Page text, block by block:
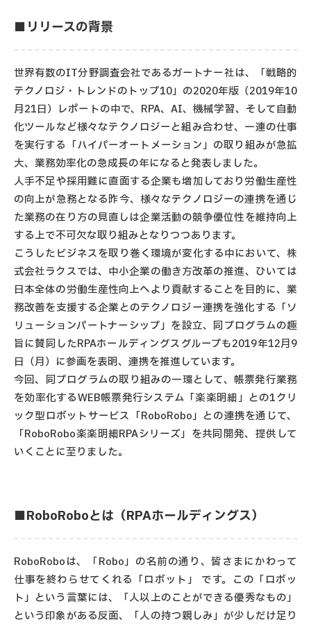
■リリースの背景
世界有数のIT分野調査会社であるガートナー社は、「戦略的
テクノロジ・トレンドのトップ10」の2020年版（2019年10
月21日）レポートの中で、RPA、AI、機械学習、そして自動
化ツールなど様々なテクノロジーと組み合わせ、一連の仕事
を実行する「ハイパーオートメーション」の取り組みが急拡
大、業務効率化の急成長の年になると発表しました。
人手不足や採用難に直面する企業も増加しており労働生産性
の向上が急務となる昨今、様々なテクノロジーの連携を通じ
た業務の在り方の見直しは企業活動の競争優位性を維持向上
する上で不可欠な取り組みとなりつつあります。
こうしたビジネスを取り巻く環境が変化する中において、株
式会社ラクスでは、中小企業の働き方改革の推進、ひいては
日本全体の労働生産性向上へより貢献することを目的に、業
務改善を支援する企業とのテクノロジー連携を強化する「ソ
リューションパートナーシップ」を設立、同プログラムの趣
旨に賛同したRPAホールディングスグループも2019年12月9
日（月）に参画を表明、連携を推進しています。
今回、同プログラムの取り組みの一環として、帳票発行業務
を効率化するWEB帳票発行システム「楽楽明細」との1クリ
ック型ロボットサービス「RoboRobo」との連携を通じて、
「RoboRobo楽楽明細RPAシリーズ」を共同開発、提供して
いくことに至りました。
■RoboRoboとは（RPAホールディングス）
RoboRoboは、「Robo」の名前の通り、皆さまにかわって
仕事を終わらせてくれる「ロボット」 です。この「ロボッ
ト」という言葉には、「人以上のことができる優秀なもの」
という印象がある反面、「人の持つ親しみ」が少しだけ足り